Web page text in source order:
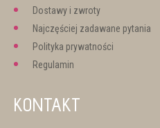
Dostawy i zwroty
Najczęściej zadawane pytania
Polityka prywatności
Regulamin
KONTAKT